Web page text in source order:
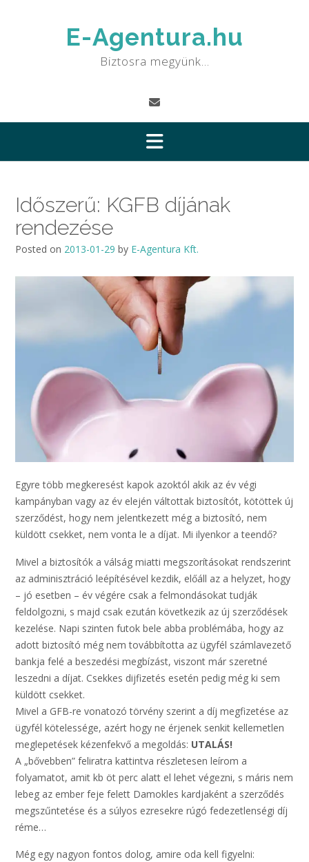
E-Agentura.hu
Biztosra megyünk…
Időszerű: KGFB díjának
rendezése
Posted on 2013-01-29 by E-Agentura Kft.
Egyre több megkeresést kapok azoktól akik az év végi
kampányban vagy az év elején váltottak biztosítót, kötöttek új
szerződést, hogy nem jelentkezett még a biztosító, nem
küldött csekket, nem vonta le a díjat. Mi ilyenkor a teendő?
Mivel a biztosítók a válság miatti megszorításokat rendszerint
az adminisztráció leépítésével kezdik, előáll az a helyzet, hogy
– jó esetben – év végére csak a felmondásokat tudják
feldolgozni, s majd csak ezután következik az új szerződések
kezelése. Napi szinten futok bele abba problémába, hogy az
adott biztosító még nem továbbította az ügyfél számlavezető
bankja felé a beszedési megbízást, viszont már szeretné
leszedni a díjat. Csekkes dijfizetés esetén pedig még ki sem
küldött csekket.
Mivel a GFB-re vonatozó törvény szerint a díj megfizetése az
ügyfél kötelessége, azért hogy ne érjenek senkit kellemetlen
meglepetések kézenfekvő a megoldás: UTALÁS!
A „bővebben” feliratra kattintva részletesen leírom a
folyamatot, amit kb öt perc alatt el lehet végezni, s máris nem
lebeg az ember feje felett Damokles kardjaként a szerződés
megszűntetése és a súlyos ezresekre rúgó fedezetlenségi díj
réme…
Még egy nagyon fontos dolog, amire oda kell figyelni: